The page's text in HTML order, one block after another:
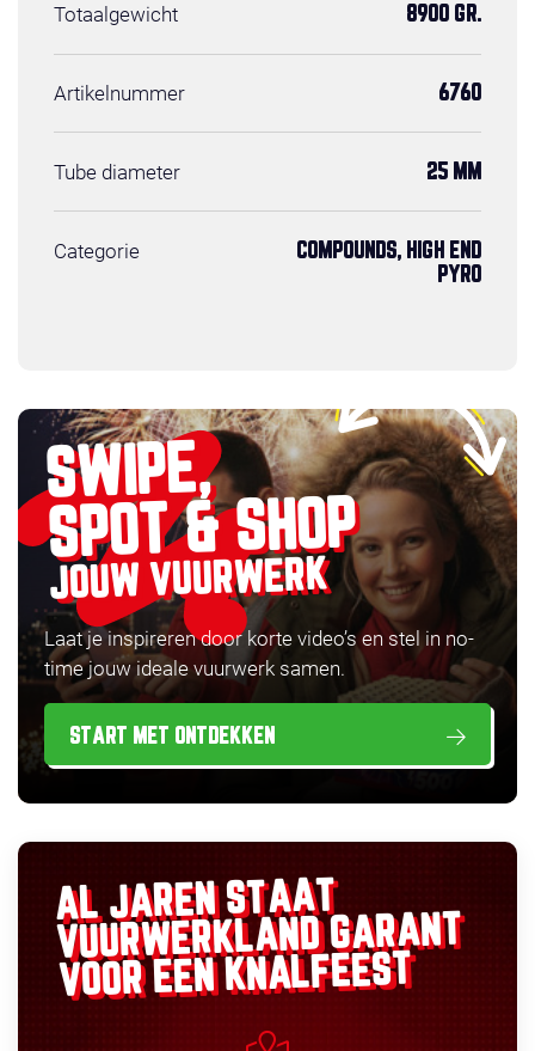
Totaalgewicht 8900 GR.
Artikelnummer 6760
Tube diameter 25 MM
Categorie
COMPOUNDS, HIGH END
PYRO
SWIPE,
SPOT & SHOP
JOUW VUURWERK
Laat je inspireren door korte video’s en stel in no-
time jouw ideale vuurwerk samen.
START MET ONTDEKKEN
AL JAREN STAAT
VUURWERKLANDGARANT
VOOR EEN KNALFEEST